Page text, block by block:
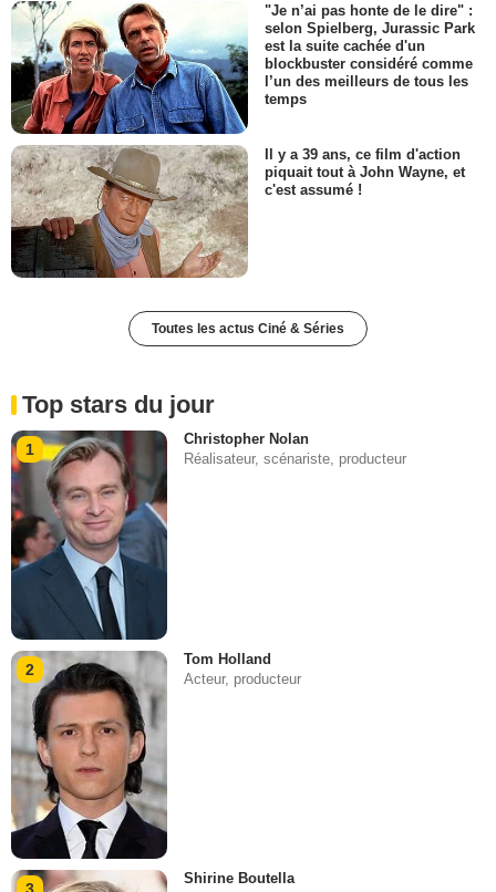
"Je n’ai pas honte de le dire" :
selon Spielberg, Jurassic Park
est la suite cachée d'un
blockbuster considéré comme
l’un des meilleurs de tous les
temps
Il y a 39 ans, ce film d'action
piquait tout à John Wayne, et
c'est assumé !
Toutes les actus Ciné & Séries
Top stars du jour
1
Christopher Nolan
Réalisateur, scénariste, producteur
2
Tom Holland
Acteur, producteur
Shirine Boutella